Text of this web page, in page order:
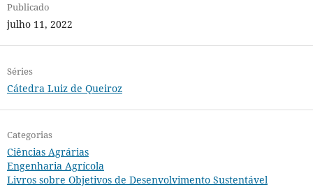
Publicado
julho 11, 2022
Séries
Cátedra Luiz de Queiroz
Categorias
Ciências Agrárias
Engenharia Agrícola
Livros sobre Objetivos de Desenvolvimento Sustentável